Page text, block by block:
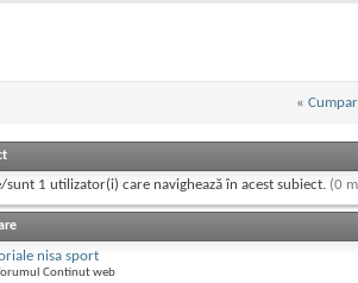
«
sunt 1 utilizator(i) care navighează în acest subiect. (0
nisa sport
Continut web